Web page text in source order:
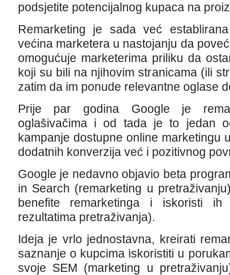
podsjetite potencijalnog kupaca na
Remarketing je sada već
većina marketera u nastojanju da
omogućuje marketerima priliku da
koji su bili na njihovim stranicama (ili
zatim da im ponude relevantne oglase
Prije par godina Google je
oglašivačima i od tada je to jedan
kampanje dostupne online marketingu
dodatnih konverzija već i pozitivnog
Google je nedavno objavio beta
in Search (remarketing u
benefite remarketinga i iskoristi
rezultatima pretraživanja).
Ideja je vrlo jednostavna, kreirati
saznanje o kupcima iskoristiti u
svoje SEM (marketing u